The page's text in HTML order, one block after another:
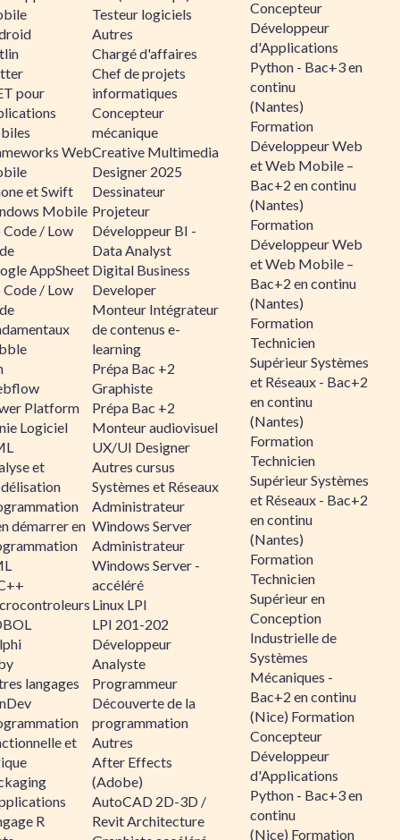
pour
Web
et Swift
Mobile
/ Low
AppSheet
/ Low
Platform
Logiciel
et
démarrer en
langages
et
R
Testeur logiciels
Autres
Chargé d'affaires
Chef de projets
informatiques
Concepteur
mécanique
Creative Multimedia
Designer 2025
Dessinateur
Projeteur
Développeur BI -
Data Analyst
Digital Business
Developer
Monteur Intégrateur
de contenus e-
learning
Prépa Bac +2
Graphiste
Prépa Bac +2
Monteur audiovisuel
UX/UI Designer
Autres cursus
Systèmes et Réseaux
Administrateur
Windows Server
Administrateur
Windows Server -
accéléré
Linux LPI
LPI 201-202
Développeur
Analyste
Programmeur
Découverte de la
programmation
Autres
After Effects
(Adobe)
AutoCAD 2D-3D /
Revit Architecture
Concepteur
Développeur
d'Applications
Python - Bac+3 en
continu
(Nantes)
Formation
Développeur Web
et Web Mobile –
Bac+2 en continu
(Nantes)
Formation
Développeur Web
et Web Mobile –
Bac+2 en continu
(Nantes)
Formation
Technicien
Supérieur Systèmes
et Réseaux - Bac+2
en continu
(Nantes)
Formation
Technicien
Supérieur Systèmes
et Réseaux - Bac+2
en continu
(Nantes)
Formation
Technicien
Supérieur en
Conception
Industrielle de
Systèmes
Mécaniques -
Bac+2 en continu
(Nice) Formation
Concepteur
Développeur
d'Applications
Python - Bac+3 en
continu
(Nice) Formation